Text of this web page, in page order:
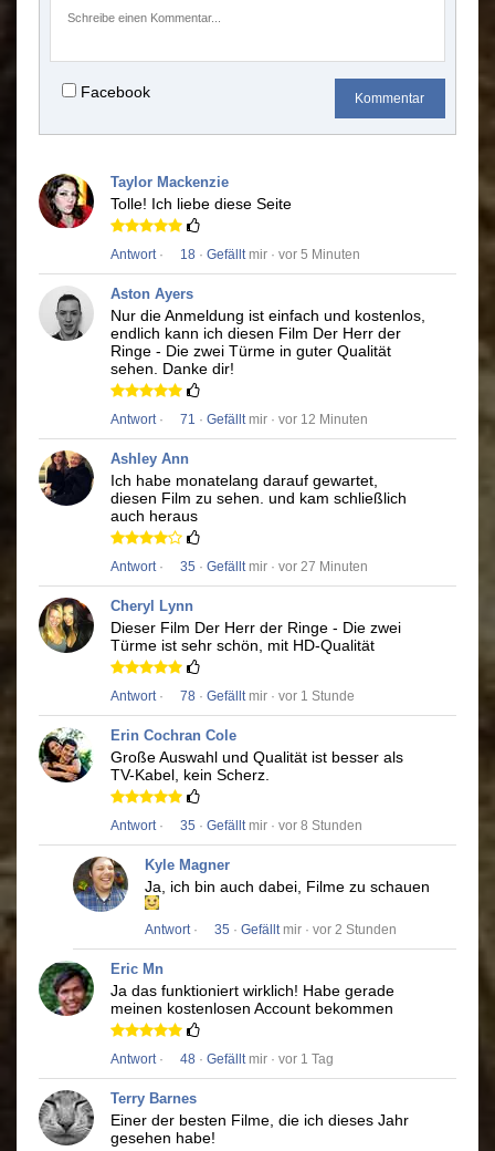
Facebook Kommentar
Taylor Mackenzie
Tolle! Ich liebe diese Seite
Antwort· 18 · Gefälltmir · vor 5 Minuten
Aston Ayers
Nur die Anmeldung ist einfach und kostenlos,
endlich kann ich diesen Film Der Herr der
Ringe - Die zwei Türme in guter Qualität
sehen. Danke dir!
Antwort· 71 · Gefälltmir · vor 12 Minuten
Ashley Ann
Ich habe monatelang darauf gewartet,
diesen Film zu sehen. und kam schließlich
auch heraus
Antwort· 35 · Gefälltmir · vor 27 Minuten
Cheryl Lynn
Dieser Film Der Herr der Ringe - Die zwei
Türme ist sehr schön, mit HD-Qualität
Antwort· 78 · Gefälltmir · vor 1 Stunde
Erin Cochran Cole
Große Auswahl und Qualität ist besser als
TV-Kabel, kein Scherz.
Antwort· 35 · Gefälltmir · vor 8 Stunden
Kyle Magner
Ja, ich bin auch dabei, Filme zu schauen
Antwort· 35 · Gefälltmir · vor 2 Stunden
Eric Mn
Ja das funktioniert wirklich! Habe gerade
meinen kostenlosen Account bekommen
Antwort· 48 · Gefälltmir · vor 1 Tag
Terry Barnes
Einer der besten Filme, die ich dieses Jahr
gesehen habe!